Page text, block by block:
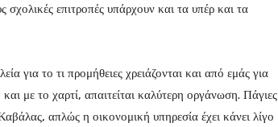
επιτροπές υπάρχουν και τα υπέρ και τα
για το τι προμήθειες χρειάζονται και από εμάς για
με το χαρτί, απαιτείται καλύτερη οργάνωση. Πάγιες
απλώς η οικονομική υπηρεσία έχει κάνει λίγο